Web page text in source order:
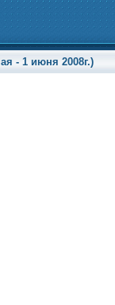
- 1 июня 2008г.)